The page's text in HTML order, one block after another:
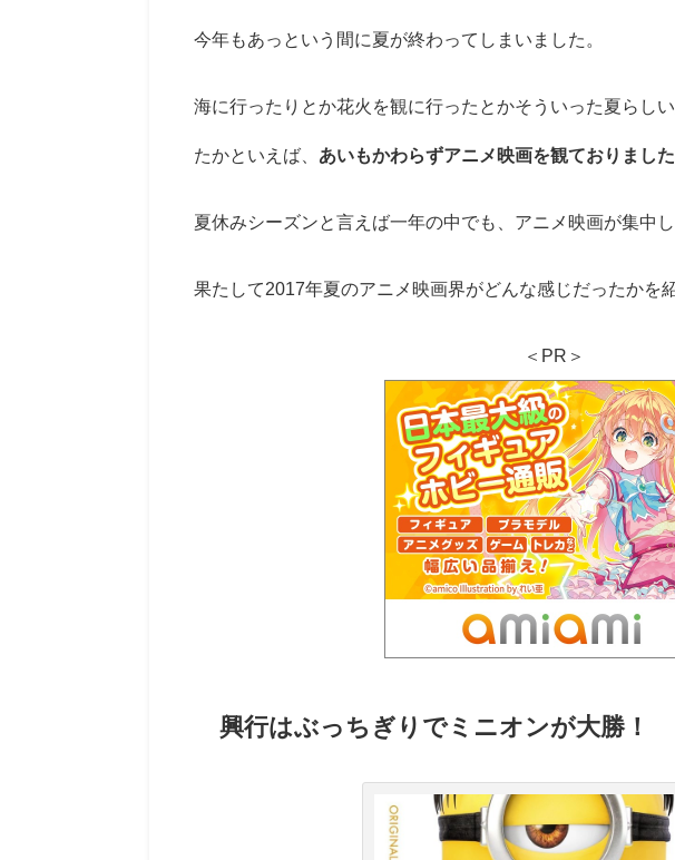
今年もあっという間に夏が終わってしまいました。
海に行ったりとか花火を観に行ったとかそういった夏らし
たかといえば、 あいもかわらずアニメ映画を観ておりました
夏休みシーズンと言えば一年の中でも、アニメ映画が集中
果たして2017年夏のアニメ映画界がどんな感じだったかを
＜PR＞
興行はぶっちぎりでミニオンが大勝！